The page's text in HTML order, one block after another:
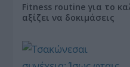
Fitness routine για το
αξίζει να δοκιμάσεις